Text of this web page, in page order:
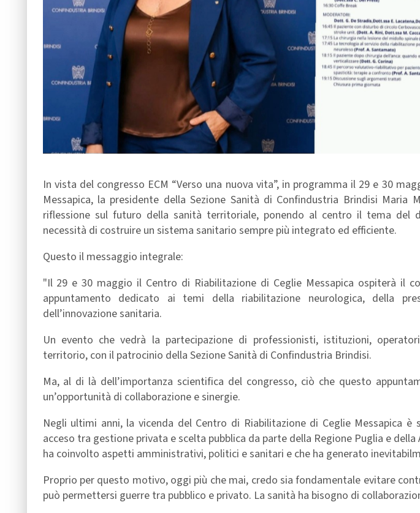
In vista del congresso ECM “Verso una nuova vita”, in programma il 29 e 30
Messapica, la presidente della Sezione Sanità di Confindustria Brindisi Maria
riflessione sul futuro della sanità territoriale, ponendo al centro il tema del
necessità di costruire un sistema sanitario sempre più integrato ed efficiente.
Questo il messaggio integrale:
"Il 29 e 30 maggio il Centro di Riabilitazione di Ceglie Messapica ospiterà il
appuntamento dedicato ai temi della riabilitazione neurologica, della
dell’innovazione sanitaria.
Un evento che vedrà la partecipazione di professionisti, istituzioni,
territorio, con il patrocinio della Sezione Sanità di Confindustria Brindisi.
Ma, al di là dell’importanza scientifica del congresso, ciò che questo
un’opportunità di collaborazione e sinergie.
Negli ultimi anni, la vicenda del Centro di Riabilitazione di Ceglie Messapica
acceso tra gestione privata e scelta pubblica da parte della Regione Puglia e della
ha coinvolto aspetti amministrativi, politici e sanitari e che ha generato
Proprio per questo motivo, oggi più che mai, credo sia fondamentale evitare
può permettersi guerre tra pubblico e privato. La sanità ha bisogno di